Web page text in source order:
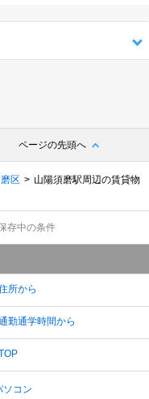
ページの先頭へ
区
山陽須磨駅周辺の賃貸物
存中の条件
所から
勤通学時間から
TOP
ソコン